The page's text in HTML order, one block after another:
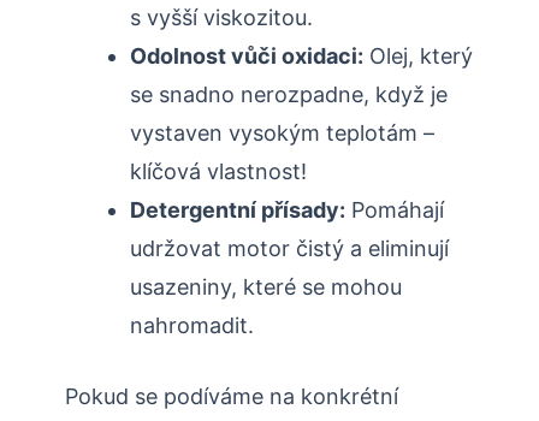
s vyšší viskozitou.
Odolnost vůči oxidaci: Olej, který
se snadno nerozpadne, když je
vystaven vysokým teplotám –
klíčová vlastnost!
Detergentní přísady: Pomáhají
udržovat motor čistý a eliminují
usazeniny, které se mohou
nahromadit.
Pokud se podíváme na konkrétní